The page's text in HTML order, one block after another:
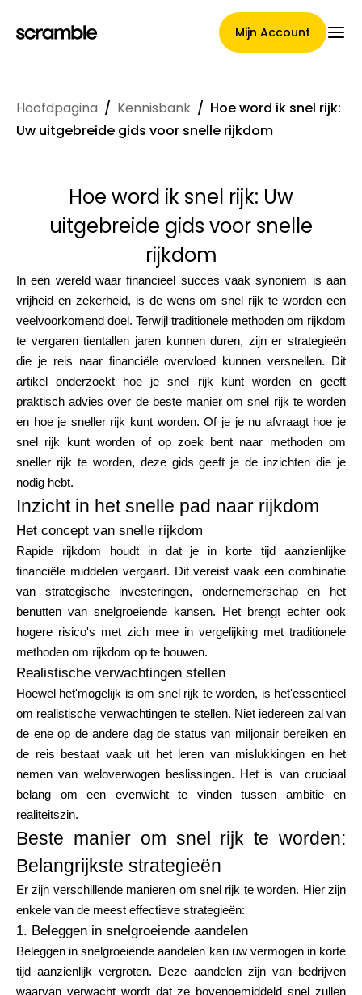
Mijn Account
Hoofdpagina
Voorwaarden voor
claimtoewijzing
Merken Galerij
Merkselectie
Rekenmachines
Rondegeschiedenis
Blog
Neem contact op
Hulp
Mijn Account
Financiering krijgen
Hoofdpagina / Kennisbank / Hoe word ik snel rijk:
Uw uitgebreide gids voor snelle rijkdom
Hoe word ik snel rijk: Uw
uitgebreide gids voor snelle
rijkdom
In een wereld waar financieel succes vaak synoniem is aan
vrijheid en zekerheid, is de wens om snel rijk te worden een
veelvoorkomend doel. Terwijl traditionele methoden om rijkdom
te vergaren tientallen jaren kunnen duren, zijn er strategieën
die je reis naar financiële overvloed kunnen versnellen. Dit
artikel onderzoekt hoe je snel rijk kunt worden en geeft
praktisch advies over de beste manier om snel rijk te worden
en hoe je sneller rijk kunt worden. Of je je nu afvraagt hoe je
snel rijk kunt worden of op zoek bent naar methoden om
sneller rijk te worden, deze gids geeft je de inzichten die je
nodig hebt.
Inzicht in het snelle pad naar rijkdom
Het concept van snelle rijkdom
Rapide rijkdom houdt in dat je in korte tijd aanzienlijke
financiële middelen vergaart. Dit vereist vaak een combinatie
van strategische investeringen, ondernemerschap en het
benutten van snelgroeiende kansen. Het brengt echter ook
hogere risico's met zich mee in vergelijking met traditionele
methoden om rijkdom op te bouwen.
Realistische verwachtingen stellen
Hoewel het'mogelijk is om snel rijk te worden, is het'essentieel
om realistische verwachtingen te stellen. Niet iedereen zal van
de ene op de andere dag de status van miljonair bereiken en
de reis bestaat vaak uit het leren van mislukkingen en het
nemen van weloverwogen beslissingen. Het is van cruciaal
belang om een evenwicht te vinden tussen ambitie en
realiteitszin.
Beste manier om snel rijk te worden:
Belangrijkste strategieën
Er zijn verschillende manieren om snel rijk te worden. Hier zijn
enkele van de meest effectieve strategieën:
1. Beleggen in snelgroeiende aandelen
Beleggen in snelgroeiende aandelen kan uw vermogen in korte
tijd aanzienlijk vergroten. Deze aandelen zijn van bedrijven
waarvan verwacht wordt dat ze bovengemiddeld snel zullen